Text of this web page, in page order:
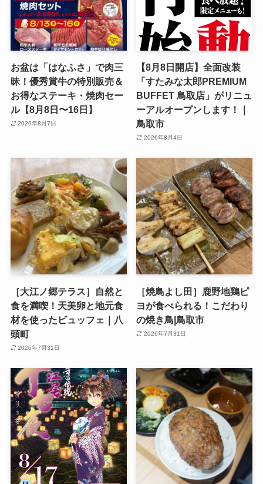
お盆は「はなふさ」で肉三
昧！優秀賞牛の特別販売＆
お得なステーキ・焼肉セー
ル【8月8日〜16日】
2026年8月7日
【8月8日開店】全面改装
「すたみな太郎PREMIUM
BUFFET 鳥取店」がリニュ
ーアルオープンします！｜
鳥取市
2026年8月4日
［大江ノ郷テラス］自然と
食を満喫！天美卵と地元食
材を使ったビュッフェ｜八
頭町
2026年7月31日
［焼鳥よし田］鹿野地鶏ピ
ヨが食べられる！こだわり
の焼き鳥|鳥取市
2026年7月31日